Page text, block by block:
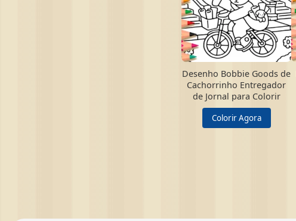
Desenho Bobbie Goods de
Cachorrinho Entregador
de Jornal para Colorir
Colorir Agora